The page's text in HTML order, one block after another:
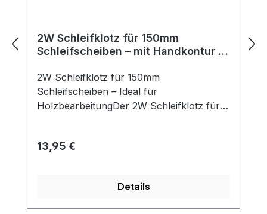
2W Schleifklotz für 150mm
Schleifscheiben – mit Handkontur &
Stück)
2W Schleifklotz für 150mm
Schleifscheiben – Ideal für
HolzbearbeitungDer 2W Schleifklotz für
in der Holzbearbeitung und vielen
der Schleifklotz optimal in der Hand und
ermöglicht komfortables Arbeiten bei
Regulärer Preis:
13,95 €
Details